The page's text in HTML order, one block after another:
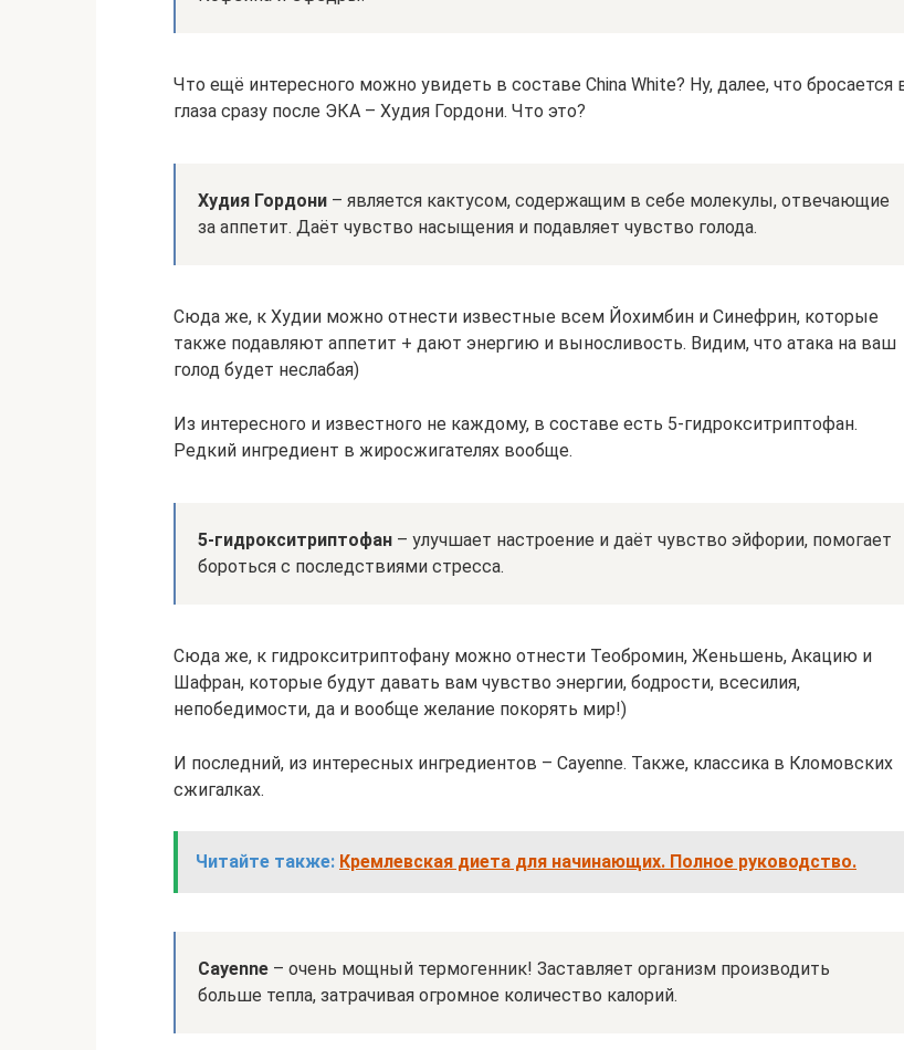
Что ещё интересного можно увидеть в составе China White? Ну, далее, что бросается
глаза сразу после ЭКА – Худия Гордони. Что это?
Худия Гордони – является кактусом, содержащим в себе молекулы, отвечающие
за аппетит. Даёт чувство насыщения и подавляет чувство голода.
Сюда же, к Худии можно отнести известные всем Йохимбин и Синефрин, которые
также подавляют аппетит + дают энергию и выносливость. Видим, что атака на ваш
голод будет неслабая)
Из интересного и известного не каждому, в составе есть 5-гидрокситриптофан.
Редкий ингредиент в жиросжигателях вообще.
5-гидрокситриптофан – улучшает настроение и даёт чувство эйфории, помогает
бороться с последствиями стресса.
Сюда же, к гидрокситриптофану можно отнести Теобромин, Женьшень, Акацию и
Шафран, которые будут давать вам чувство энергии, бодрости, всесилия,
непобедимости, да и вообще желание покорять мир!)
И последний, из интересных ингредиентов – Cayenne. Также, классика в Кломовских
сжигалках.
Читайте также: Кремлевская диета для начинающих. Полное руководство.
Cayenne – очень мощный термогенник! Заставляет организм производить
больше тепла, затрачивая огромное количество калорий.